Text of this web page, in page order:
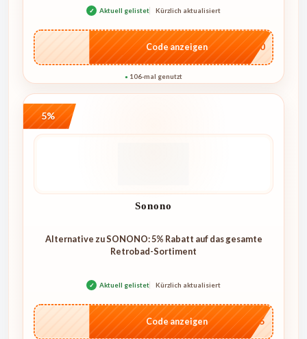
✓ Aktuell gelistet Kürzlich aktualisiert
…L100
Code anzeigen
● 106-mal genutzt
5%
Sonono
Alternative zu SONONO: 5% Rabatt auf das gesamte
Retrobad-Sortiment
✓ Aktuell gelistet Kürzlich aktualisiert
…RO5
Code anzeigen